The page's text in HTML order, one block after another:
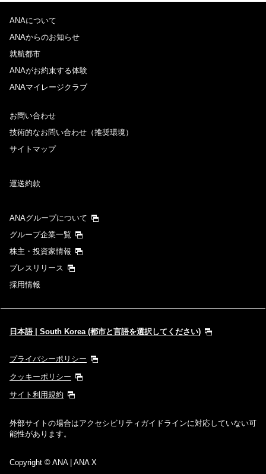
ANAについて
ANAからのお知らせ
就航都市
ANAがお約束する体験
ANAマイレージクラブ
お問い合わせ
技術的なお問い合わせ（推奨環境）
サイトマップ
運送約款
ANAグループについて
グループ企業一覧
株主・投資家情報
プレスリリース
採用情報
日本語 | South Korea (都市と言語を選択してください)
プライバシーポリシー
クッキーポリシー
サイト利用規約
外部サイトの場合はアクセシビリティガイドラインに対応していない可
能性があります。
Copyright © ANA | ANA X